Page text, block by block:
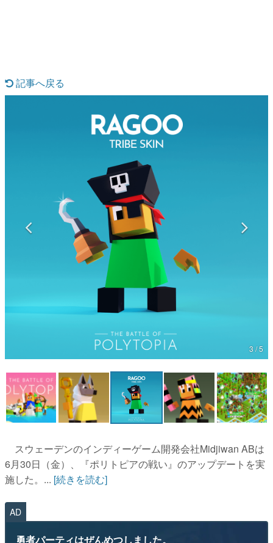
「経験値」「裏技」「ラスボス」… ゲームにまつわる言葉
の起源や用法の変遷を、コンピューター文化史研究家・タ
イニーP氏が徹底調査。
女性向け
アプリレビュー
電ファミニコゲーマーとは？
スウェーデンのインディーゲーム開発会社Midjiwan ABは
6月30日（金）、『ポリトピアの戦い』のアップデートを実
AD